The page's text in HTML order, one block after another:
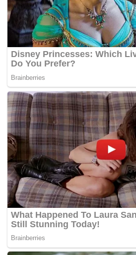
Mengulas lanjut, Dr Adham berkata
dikesan di sekolah, petugas
(PKD) akan hadir bagi membuat
penilaian kesihatan seterusnya
sekolah ditutup atau sebaliknya.
“Pasukan kesihatan akan
siasatan kes atau kluster,
menyelia pihak sekolah dalam
dan disinfeksi.
“Pihak PKD akan membuat
secara menyeluruh bagi
kluster dapat dijalankan dengan
– BERNAMA
Tags: Covid-19 kluster sektor